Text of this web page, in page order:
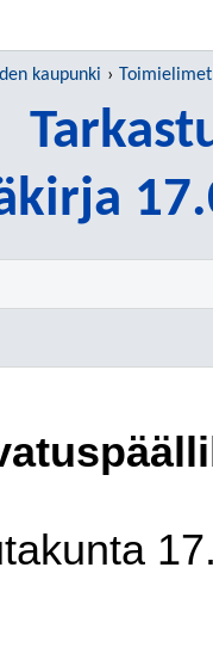
kaupunki Toimielimet